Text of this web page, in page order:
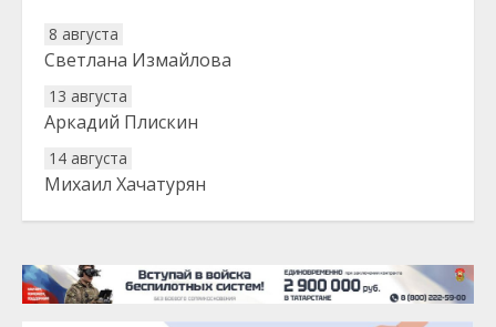
8 августа
Светлана Измайлова
13 августа
Аркадий Плискин
14 августа
Михаил Хачатурян
20 августа
22 августа
Евгений Ефимов